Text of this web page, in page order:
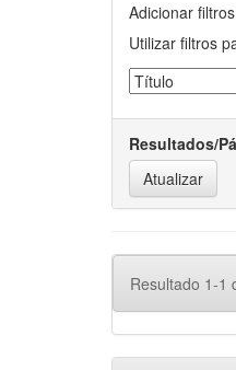
Adicionar
Utilizar filtros
Resultados/
Resultado 1-1